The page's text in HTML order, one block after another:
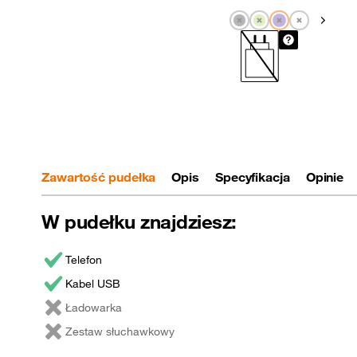
Pokaż
Zawartość pudełka Opis Specyfikacja Opinie
W pudełku znajdziesz:
Telefon
Kabel USB
Ładowarka
Zestaw słuchawkowy